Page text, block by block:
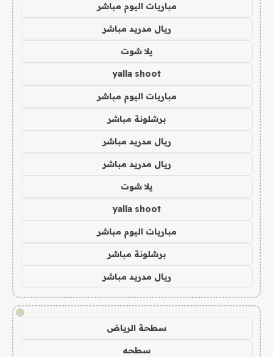
مباريات اليوم مباشر
ريال مدريد مباشر
يلا شوت
yalla shoot
مباريات اليوم مباشر
برشلونة مباشر
ريال مدريد مباشر
ريال مدريد مباشر
يلا شوت
yalla shoot
مباريات اليوم مباشر
برشلونة مباشر
ريال مدريد مباشر
!
سطحة الرياض
سطحه